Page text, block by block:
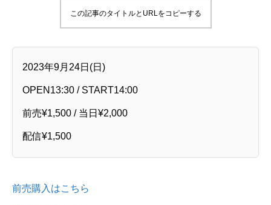
この記事のタイトルとURLをコピーする
2023年9月24日(日)
OPEN13:30 / START14:00
前売¥1,500 / 当日¥2,000
配信¥1,500
前売購入はこちら